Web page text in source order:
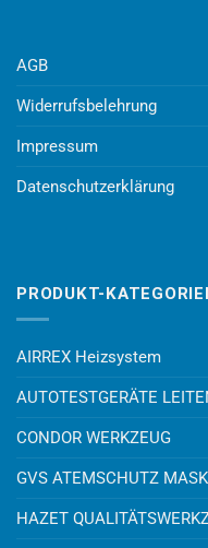
AGB
Widerrufsbelehrung
Impressum
Datenschutzerklärung
PRODUKT-
AIRREX Heizsystem
AUTOTESTGERÄTE
CONDOR WERKZEUG
GVS ATEMSCHUTZ
HAZET